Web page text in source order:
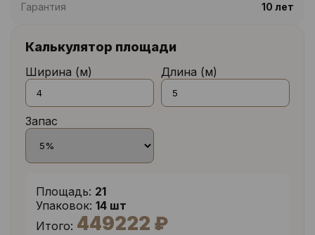
Гарантия 10 лет
Калькулятор площади
Ширина (м) Длина (м)
Запас
Площадь: 21
Упаковок: 14 шт
Итого: 449222 ₽